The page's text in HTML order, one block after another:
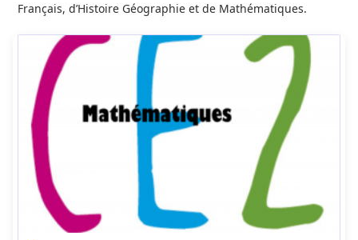
Français, d’Histoire Géographie et de Mathématiques.